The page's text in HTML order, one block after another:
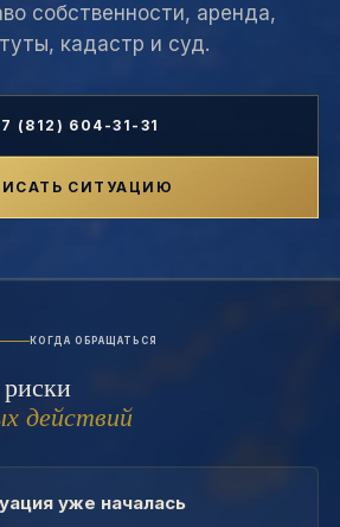
собственности, аренда,
кадастр и суд.
(812) 604-31-31
СИТУАЦИЮ
КОГДА ОБРАЩАТЬСЯ
действий
уже началась